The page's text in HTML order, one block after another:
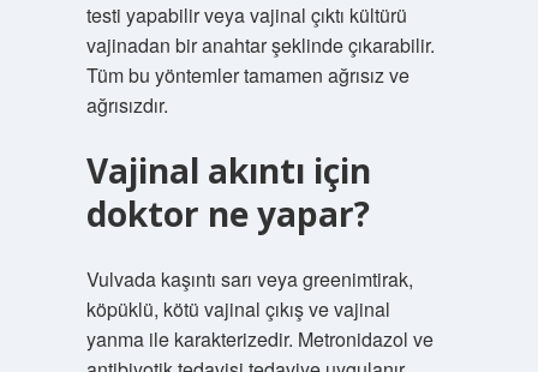
testi yapabilir veya vajinal çıktı kültürü
vajinadan bir anahtar şeklinde çıkarabilir.
Tüm bu yöntemler tamamen ağrısız ve
ağrısızdır.
Vajinal akıntı için
doktor ne yapar?
Vulvada kaşıntı sarı veya greenimtirak,
köpüklü, kötü vajinal çıkış ve vajinal
yanma ile karakterizedir. Metronidazol ve